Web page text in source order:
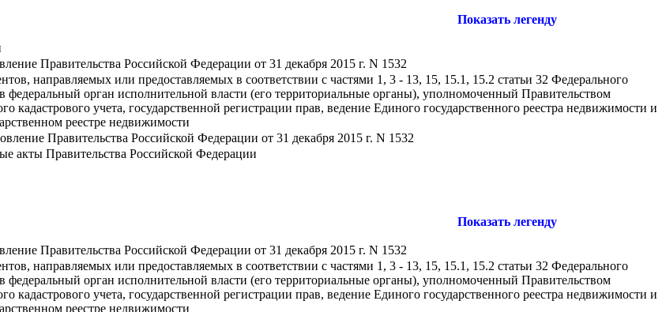
Показать легенду
Правительства Российской Федерации от 31 декабря 2015 г. N 1532
направляемых или предоставляемых в соответствии с частями 1, 3 - 13, 15, 15.1, 15.2 статьи 32 Федерального
орган исполнительной власти (его территориальные органы), уполномоченный Правительством
кадастрового учета, государственной регистрации прав, ведение Единого государственного реестра недвижимости и
реестре недвижимости
Правительства Российской Федерации от 31 декабря 2015 г. N 1532
акты Правительства Российской Федерации
Показать легенду
Правительства Российской Федерации от 31 декабря 2015 г. N 1532
направляемых или предоставляемых в соответствии с частями 1, 3 - 13, 15, 15.1, 15.2 статьи 32 Федерального
орган исполнительной власти (его территориальные органы), уполномоченный Правительством
кадастрового учета, государственной регистрации прав, ведение Единого государственного реестра недвижимости и
реестре недвижимости